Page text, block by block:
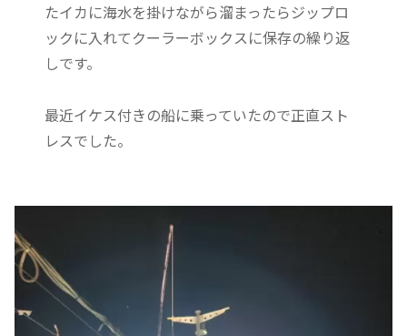
たイカに海水を掛けながら溜まったらジップロ
ックに入れてクーラーボックスに保存の繰り返
しです。
最近イケス付きの船に乗っていたので正直スト
レスでした。